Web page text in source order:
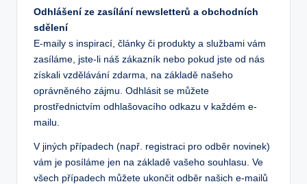
Odhlášení ze zasílání newsletterů a obchodních
sdělení
E-maily s inspirací, články či produkty a službami vám
zasíláme, jste-li náš zákazník nebo pokud jste od nás
získali vzdělávání zdarma, na základě našeho
oprávněného zájmu. Odhlásit se můžete
prostřednictvím odhlašovacího odkazu v každém e-
mailu.
V jiných případech (např. registraci pro odběr novinek)
vám je posíláme jen na základě vašeho souhlasu. Ve
všech případech můžete ukončit odběr našich e-mailů